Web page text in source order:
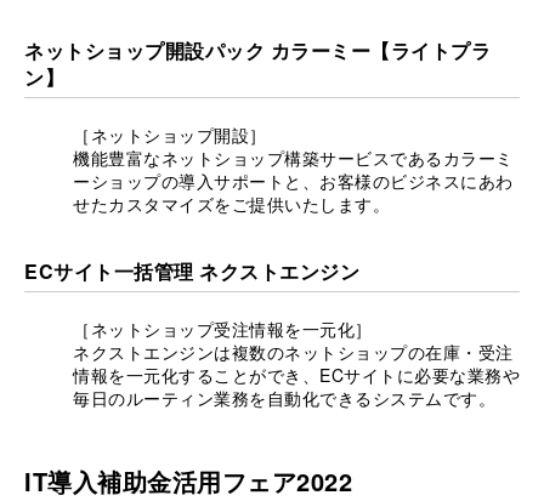
ネットショップ開設パック カラーミー【ライトプラ
ン】
［ネットショップ開設］
機能豊富なネットショップ構築サービスであるカラーミ
ーショップの導入サポートと、お客様のビジネスにあわ
せたカスタマイズをご提供いたします。
ECサイト一括管理 ネクストエンジン
［ネットショップ受注情報を一元化］
ネクストエンジンは複数のネットショップの在庫・受注
情報を一元化することができ、ECサイトに必要な業務や
毎日のルーティン業務を自動化できるシステムです。
IT導入補助金活用フェア2022